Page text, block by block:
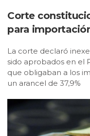
Corte
para
La corte declaró
sido aprobados en el
que obligaban a los
un arancel de 37,9%